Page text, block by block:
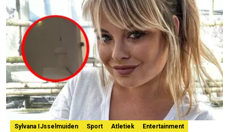
Sylvana IJsselmuiden Sport Atletiek
Entertainment